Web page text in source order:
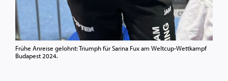
Frühe Anreise gelohnt: Triumph für Sarina Fux am Weltcup-Wettkampf
Budapest 2024.